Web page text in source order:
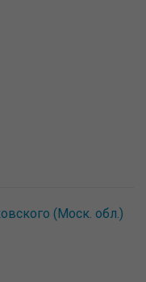
(Моск. обл.)